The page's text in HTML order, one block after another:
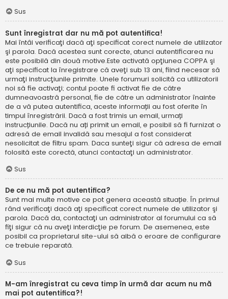
Sus
Sunt înregistrat dar nu mă pot autentifica!
Mai întâi verificaţi dacă aţi specificat corect numele de utilizator
şi parola. Dacă acestea sunt corecte, atunci autentificarea nu
este posibilă din două motive.Este activată opţiunea COPPA şi
aţi specificat la înregistrare că aveţi sub 13 ani, fiind necesar să
urmaţi instrucţiunile primite. Unele forumuri solicită ca utilizatorii
noi să fie activaţi; contul poate fi activat fie de către
dumneavoastră personal, fie de către un administrator înainte
de a vă putea autentifica, aceste informații au fost oferite în
timpul înregistrării. Dacă a fost trimis un email, urmați
instrucțiunile. Dacă nu ați primit un email, e posibil să fi furnizat o
adresă de email invalidă sau mesajul a fost considerat
nesolicitat de filtru spam. Daca sunteţi sigur că adresa de email
folosită este corectă, atunci contactaţi un administrator.
Sus
De ce nu mă pot autentifica?
Sunt mai multe motive ce pot genera această situație. În primul
rând verificaţi dacă aţi specificat corect numele de utilizator şi
parola. Dacă da, contactaţi un administrator al forumului ca să
fiţi sigur că nu aveţi interdicţie pe forum. De asemenea, este
posibil ca proprietarul site-ului să aibă o eroare de configurare
ce trebuie reparată.
Sus
M-am înregistrat cu ceva timp în urmă dar acum nu mă
mai pot autentifica?!